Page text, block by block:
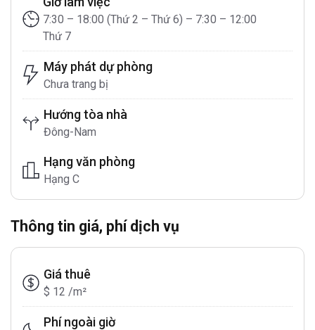
7:30 – 18:00 (Thứ 2 – Thứ 6) – 7:30 – 12:00
Thứ 7
Máy phát dự phòng
Chưa trang bị
Hướng tòa nhà
Đông-Nam
Hạng văn phòng
Hạng C
Thông tin giá, phí dịch vụ
Giá thuê
$ 12 /m²
Phí ngoài giờ